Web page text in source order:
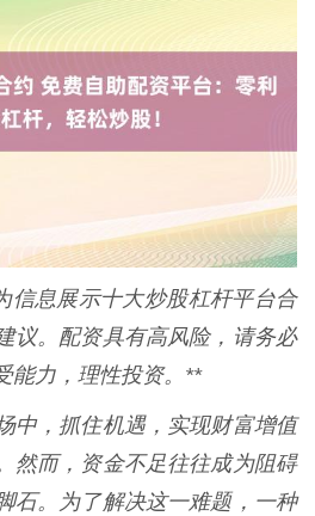
信息展示十大炒股杠杆平台合
议。配资具有高风险，请务必
能力，理性投资。**
中，抓住机遇，实现财富增值
然而，资金不足往往成为阻碍
石。为了解决这一难题，一种